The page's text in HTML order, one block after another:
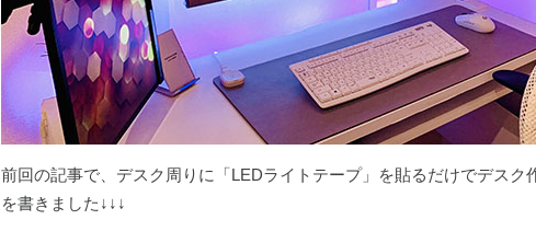
前回の記事で、デスク周りに「LEDライトテープ」を貼るだけでデスク
を書きました↓↓↓